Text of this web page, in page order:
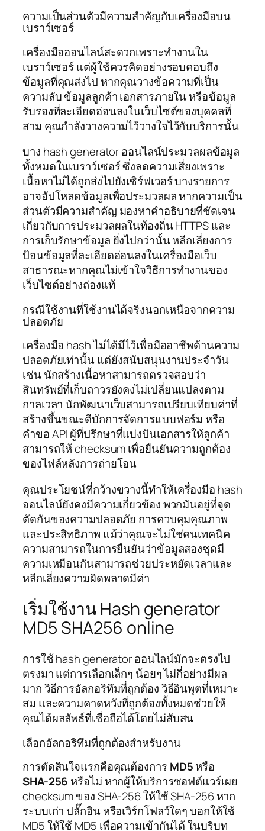
ความเป็นส่วนตัวมีความสำคัญกับเครื่องมือบน
เบราว์เซอร์
เครื่องมือออนไลน์สะดวกเพราะทำงานใน
เบราว์เซอร์ แต่ผู้ใช้ควรคิดอย่างรอบคอบถึง
ข้อมูลที่คุณส่งไป หากคุณวางข้อความที่เป็น
ความลับ ข้อมูลลูกค้า เอกสารภายใน หรือข้อมูล
รับรองที่ละเอียดอ่อนลงในเว็บไซต์ของบุคคลที่
สาม คุณกำลังวางความไว้วางใจไว้กับบริการนั้น
บาง hash generator ออนไลน์ประมวลผลข้อมูล
ทั้งหมดในเบราว์เซอร์ ซึ่งลดความเสี่ยงเพราะ
เนื้อหาไม่ได้ถูกส่งไปยังเซิร์ฟเวอร์ บางรายการ
อาจอัปโหลดข้อมูลเพื่อประมวลผล หากความเป็น
ส่วนตัวมีความสำคัญ มองหาคำอธิบายที่ชัดเจน
เกี่ยวกับการประมวลผลในท้องถิ่น HTTPS และ
การเก็บรักษาข้อมูล ยิ่งไปกว่านั้น หลีกเลี่ยงการ
ป้อนข้อมูลที่ละเอียดอ่อนลงในเครื่องมือเว็บ
สาธารณะหากคุณไม่เข้าใจวิธีการทำงานของ
เว็บไซต์อย่างถ่องแท้
กรณีใช้งานที่ใช้งานได้จริงนอกเหนือจากความ
ปลอดภัย
เครื่องมือ hash ไม่ได้มีไว้เพื่อมืออาชีพด้านความ
ปลอดภัยเท่านั้น แต่ยังสนับสนุนงานประจำวัน
เช่น นักสร้างเนื้อหาสามารถตรวจสอบว่า
สินทรัพย์ที่เก็บถาวรยังคงไม่เปลี่ยนแปลงตาม
กาลเวลา นักพัฒนาเว็บสามารถเปรียบเทียบค่าที่
สร้างขึ้นขณะดีบักการจัดการแบบฟอร์ม หรือ
คำขอ API ผู้ที่ปรึกษาที่แบ่งปันเอกสารให้ลูกค้า
สามารถให้ checksum เพื่อยืนยันความถูกต้อง
ของไฟล์หลังการถ่ายโอน
คุณประโยชน์ที่กว้างขวางนี้ทำให้เครื่องมือ hash
ออนไลน์ยังคงมีความเกี่ยวข้อง พวกมันอยู่ที่จุด
ตัดกันของความปลอดภัย การควบคุมคุณภาพ
และประสิทธิภาพ แม้ว่าคุณจะไม่ใช่คนเทคนิค
ความสามารถในการยืนยันว่าข้อมูลสองชุดมี
ความเหมือนกันสามารถช่วยประหยัดเวลาและ
หลีกเลี่ยงความผิดพลาดมีค่า
เริ่มใช้งาน Hash generator
MD5 SHA256 online
การใช้ hash generator ออนไลน์มักจะตรงไป
ตรงมา แต่การเลือกเล็กๆ น้อยๆ ไม่กี่อย่างมีผล
มาก วิธีการอัลกอริทึมที่ถูกต้อง วิธีอินพุตที่เหมาะ
สม และความคาดหวังที่ถูกต้องทั้งหมดช่วยให้
คุณได้ผลลัพธ์ที่เชื่อถือได้โดยไม่สับสน
เลือกอัลกอริทึมที่ถูกต้องสำหรับงาน
การตัดสินใจแรกคือคุณต้องการMD5หรือ
SHA-256 หรือไม่ หากผู้ให้บริการซอฟต์แวร์เผย
checksum ของ SHA-256 ให้ใช้ SHA-256 หาก
ระบบเก่า ปลั๊กอิน หรือเวิร์กโฟลว์ใดๆ บอกให้ใช้
MD5 ให้ใช้ MD5 เพื่อความเข้ากันได้ ในบริบท